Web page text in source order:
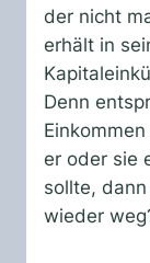
der nicht
erhält in
Denn
er oder sie
sollte,
wieder